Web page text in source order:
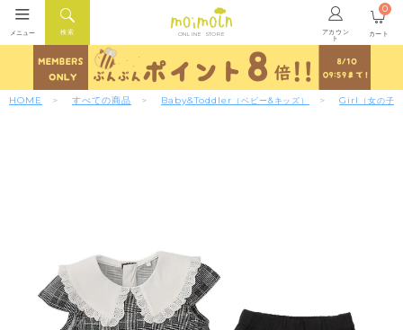
ONLINE STORE アカウン
ト
検索
メニュー カート
0
HOME すべての商品 Baby&Toddler （ベビー&キッズ） Girl （女の子）